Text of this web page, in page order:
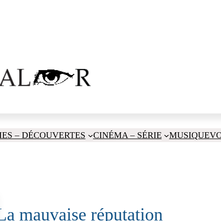
– DÉCOUVERTES CINÉMA – SÉRIE MUSIQUE
mauvaise réputation